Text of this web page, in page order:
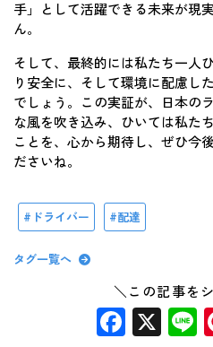
手」として活躍できる未来が現
ん。
そして、最終的には私たち一人
り安全に、そして環境に配慮し
でしょう。この実証が、日本の
な風を吹き込み、ひいては私た
ことを、心から期待し、ぜひ今
ださいね。
ドライバー 配達
タグ一覧へ
＼この記事を
X